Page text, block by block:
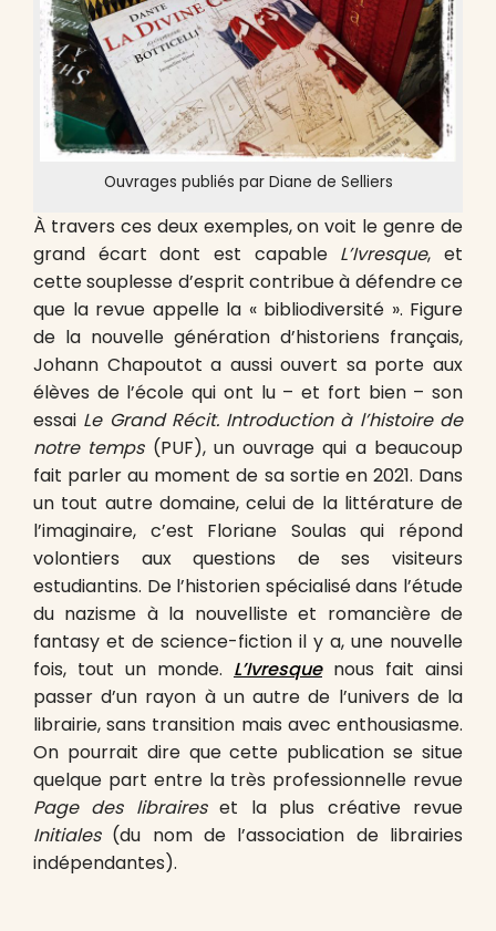
Ouvrages publiés par Diane de Selliers
À travers ces deux exemples, on voit le genre de
grand écart dont est capable L’Ivresque, et
cette souplesse d’esprit contribue à défendre ce
que la revue appelle la « bibliodiversité ». Figure
de la nouvelle génération d’historiens français,
Johann Chapoutot a aussi ouvert sa porte aux
élèves de l’école qui ont lu – et fort bien – son
essai Le Grand Récit. Introduction à l’histoire de
notre temps (PUF), un ouvrage qui a beaucoup
fait parler au moment de sa sortie en 2021. Dans
un tout autre domaine, celui de la littérature de
l’imaginaire, c’est Floriane Soulas qui répond
volontiers aux questions de ses visiteurs
estudiantins. De l’historien spécialisé dans l’étude
du nazisme à la nouvelliste et romancière de
fantasy et de science-fiction il y a, une nouvelle
fois, tout un monde. L’Ivresquenous fait ainsi
passer d’un rayon à un autre de l’univers de la
librairie, sans transition mais avec enthousiasme.
On pourrait dire que cette publication se situe
quelque part entre la très professionnelle revue
Page des libraireset la plus créative revue
Initiales(du nom de l’association de librairies
indépendantes).